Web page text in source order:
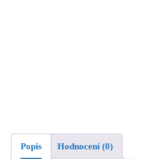
Popis Hodnocení (0)